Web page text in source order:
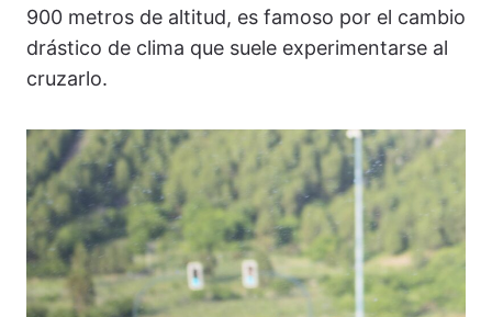
900 metros de altitud, es famoso por el cambio
drástico de clima que suele experimentarse al
cruzarlo.